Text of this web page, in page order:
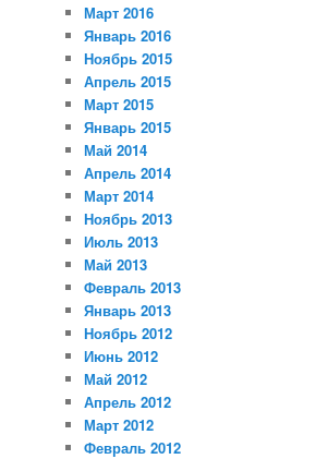
Март 2016
Январь 2016
Ноябрь 2015
Апрель 2015
Март 2015
Январь 2015
Май 2014
Апрель 2014
Март 2014
Ноябрь 2013
Июль 2013
Май 2013
Февраль 2013
Январь 2013
Ноябрь 2012
Июнь 2012
Май 2012
Апрель 2012
Март 2012
Февраль 2012